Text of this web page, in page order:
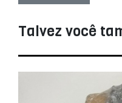
Talvez você